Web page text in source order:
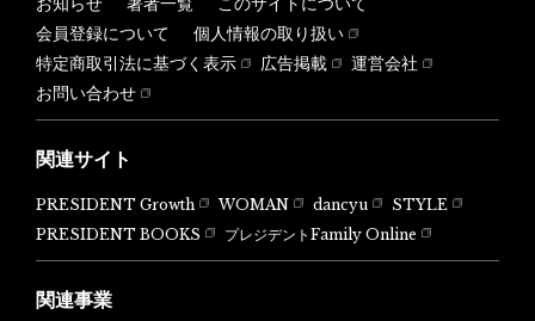
会員登録について
個人情報の取り扱い
特定商取引法に基づく表示
広告掲載
運営会社
お問い合わせ
関連サイト
PRESIDENT Growth WOMAN dancyu
STYLE
PRESIDENT BOOKS
プレジデントFamily Online
関連事業